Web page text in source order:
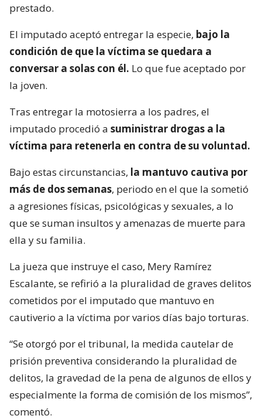
prestado.
El imputado aceptó entregar la especie, bajo la
condición de que la víctima se quedara a
conversar a solas con él. Lo que fue aceptado por
la joven.
Tras entregar la motosierra a los padres, el
imputado procedió a suministrar drogas a la
víctima para retenerla en contra de su voluntad.
Bajo estas circunstancias, la mantuvo cautiva por
más de dos semanas, periodo en el que la sometió
a agresiones físicas, psicológicas y sexuales, a lo
que se suman insultos y amenazas de muerte para
ella y su familia.
La jueza que instruye el caso, Mery Ramírez
Escalante, se refirió a la pluralidad de graves delitos
cometidos por el imputado que mantuvo en
cautiverio a la víctima por varios días bajo torturas.
“Se otorgó por el tribunal, la medida cautelar de
prisión preventiva considerando la pluralidad de
delitos, la gravedad de la pena de algunos de ellos y
especialmente la forma de comisión de los mismos”,
comentó.